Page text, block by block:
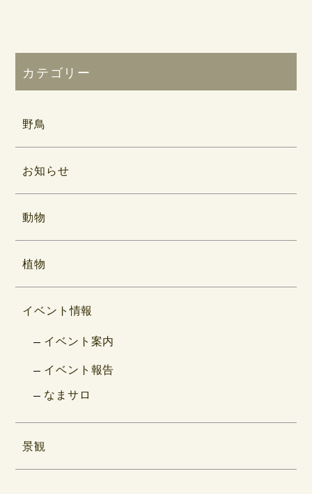
カテゴリー
野鳥
お知らせ
動物
植物
イベント情報
イベント案内
イベント報告
なまサロ
景観